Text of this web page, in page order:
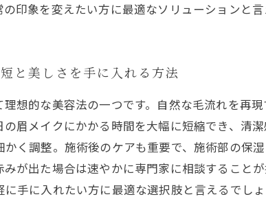
印象を変えたい方に最適なソリューションと言
と美しさを手に入れる方法
想的な美容法の一つです。自然な毛流れを再
眉メイクにかかる時間を大幅に短縮でき、清
く調整。施術後のケアも重要で、施術部の保
が出た場合は速やかに専門家に相談すること
手に入れたい方に最適な選択肢と言えるでしょ